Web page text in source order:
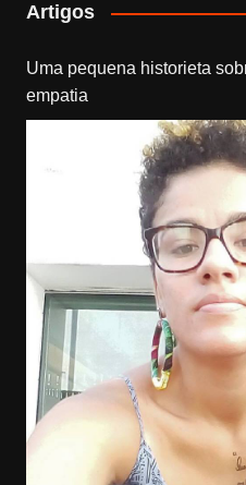
Artigos
Uma pequena historieta
empatia